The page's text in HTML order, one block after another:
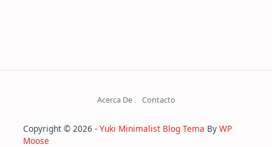
Acerca De Contacto
Copyright © 2026 - Yuki Minimalist Blog Tema By WP
Moose